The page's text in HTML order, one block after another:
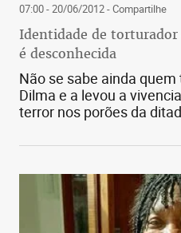
“É o famoso jeitinho
. Claudio N. Silveira
Governo federal extingue
efetivos
“É preciso enxugar a
insignificantes.”
. José Francisco Nunes
07:00 - 20/06/2012- Compartilhe
Identidade de torturador
é desconhecida
Não se sabe ainda
Dilma e a levou a
terror nos porões da